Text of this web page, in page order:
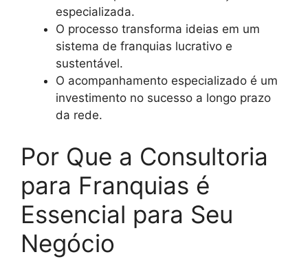
especializada.
O processo transforma ideias em um
sistema de franquias lucrativo e
sustentável.
O acompanhamento especializado é um
investimento no sucesso a longo prazo
da rede.
Por Que a Consultoria
para Franquias é
Essencial para Seu
Negócio